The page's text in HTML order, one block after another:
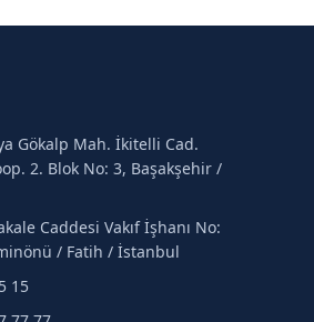
Gökalp Mah. İkitelli Cad.
2. Blok No: 3, Başakşehir /
Caddesi Vakıf İşhanı No:
/ Fatih / İstanbul
15